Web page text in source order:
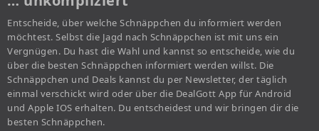
Entscheide, über welche Schnäppchen du informiert werden
möchtest. Selbst die Jagd nach Schnäppchen ist mit uns ein
Vergnügen. Du hast die Wahl und kannst so entscheide, wie du
über die besten Schnäppchen informiert werden willst. Die
Schnäppchen und Deals kannst du per Newsletter, der täglich
einmal verschickt wird oder über die DealGott App für Android
und Apple IOS erhalten. Du entscheidest und wir bringen dir die
besten Schnäppchen.